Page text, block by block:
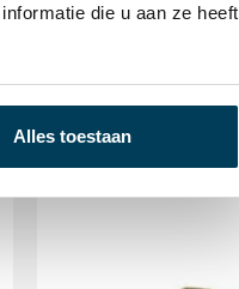
die u aan ze heeft
Alles toestaan